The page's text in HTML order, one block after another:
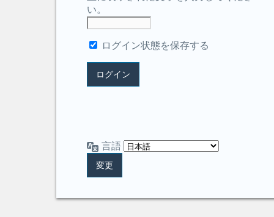
い。
ログイン状態を保存する
言語